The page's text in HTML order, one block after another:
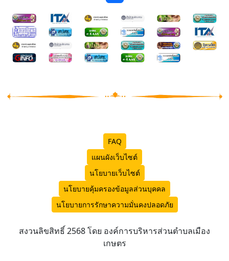
FAQ
แผนผังเว็บไซต์
นโยบายเว็บไซต์
นโยบายคุ้มครองข้อมูลส่วนบุคคล
นโยบายการรักษาความมั่นคงปลอดภัย
สงวนลิขสิทธิ์ 2568 โดย องค์การบริหารส่วนตำบลเมือง
เกษตร